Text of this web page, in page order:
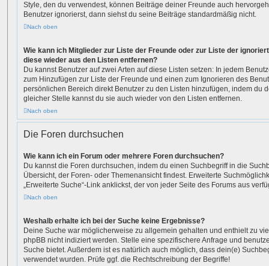
Style, den du verwendest, können Beiträge deiner Freunde auch
Benutzer ignorierst, dann siehst du seine Beiträge standardmäßig nicht.
Nach oben
Wie kann ich Mitglieder zur Liste der Freunde oder zur Liste der
diese wieder aus den Listen entfernen?
Du kannst Benutzer auf zwei Arten auf diese Listen setzen: In jedem
zum Hinzufügen zur Liste der Freunde und einen zum Ignorieren des
persönlichen Bereich direkt Benutzer zu den Listen hinzufügen, indem du
gleicher Stelle kannst du sie auch wieder von den Listen entfernen.
Nach oben
Die Foren durchsuchen
Wie kann ich ein Forum oder mehrere Foren durchsuchen?
Du kannst die Foren durchsuchen, indem du einen Suchbegriff in die
Übersicht, der Foren- oder Themenansicht findest. Erweiterte
„Erweiterte Suche“-Link anklickst, der von jeder Seite des Forums aus
Nach oben
Weshalb erhalte ich bei der Suche keine Ergebnisse?
Deine Suche war möglicherweise zu allgemein gehalten und enthielt zu
phpBB nicht indiziert werden. Stelle eine spezifischere Anfrage und
Suche bietet. Außerdem ist es natürlich auch möglich, dass dein(e)
verwendet wurden. Prüfe ggf. die Rechtschreibung der Begriffe!